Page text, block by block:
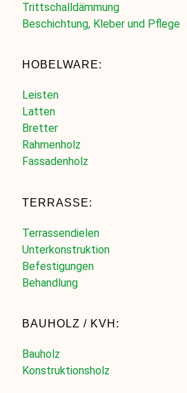
Trittschalldämmung
Beschichtung, Kleber und Pflege
HOBELWARE:
Leisten
Latten
Bretter
Rahmenholz
Fassadenholz
TERRASSE:
Terrassendielen
Unterkonstruktion
Befestigungen
Behandlung
BAUHOLZ / KVH:
Bauholz
Konstruktionsholz